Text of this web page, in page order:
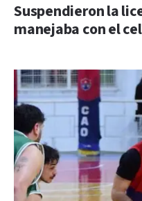
Suspendieron la
manejaba con el